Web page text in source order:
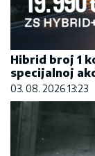
Hibrid broj 1
specijalnoj
03. 08. 2026 13:23